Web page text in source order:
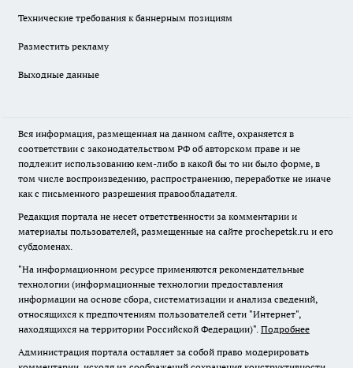
Технические требования к баннерным позициям
Разместить рекламу
Выходные данные
Вся информация, размещенная на данном сайте, охраняется в
соответствии с законодательством РФ об авторском праве и не
подлежит использованию кем-либо в какой бы то ни было форме, в
том числе воспроизведению, распространению, переработке не иначе
как с письменного разрешения правообладателя.
Редакция портала не несет ответственности за комментарии и
материалы пользователей, размещенные на сайте prochepetsk.ru и его
субдоменах.
"На информационном ресурсе применяются рекомендательные
технологии (информационные технологии предоставления
информации на основе сбора, систематизации и анализа сведений,
относящихся к предпочтениям пользователей сети "Интернет",
находящихся на территории Российской Федерации)". Подробнее
Администрация портала оставляет за собой право модерировать